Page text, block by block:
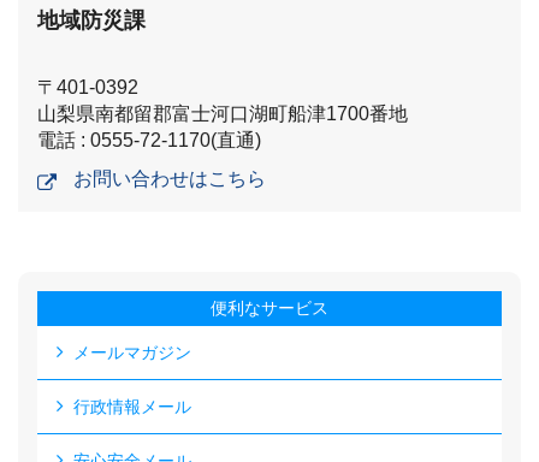
地域防災課
〒401-0392
山梨県南都留郡富士河口湖町船津1700番地
電話 : 0555-72-1170(直通)
お問い合わせはこちら
便利なサービス
メールマガジン
行政情報メール